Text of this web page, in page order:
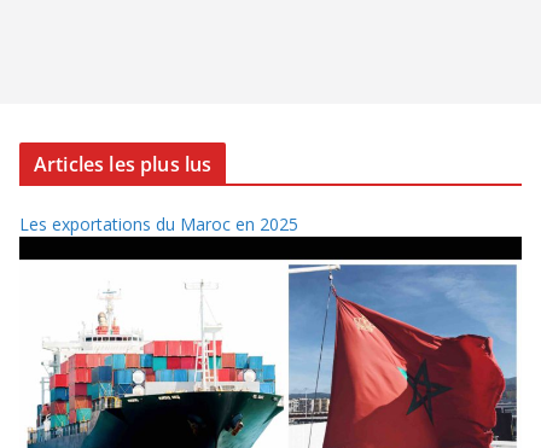
Articles les plus lus
Les exportations du Maroc en 2025